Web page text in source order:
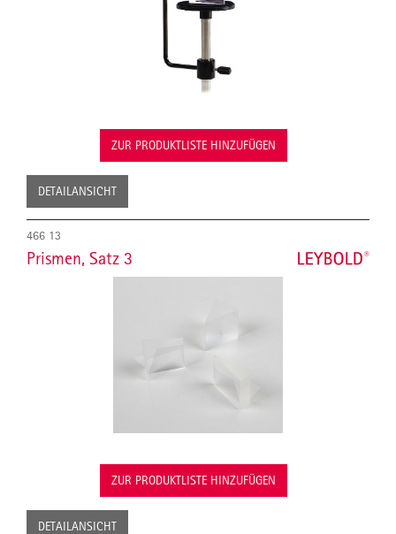
ZUR PRODUKTLISTE HINZUFÜGEN
DETAILANSICHT
466 13
Prismen, Satz 3
ZUR PRODUKTLISTE HINZUFÜGEN
DETAILANSICHT